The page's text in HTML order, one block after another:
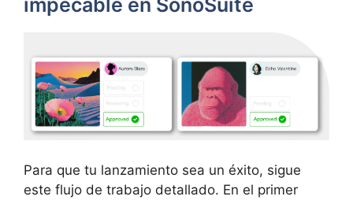
impecable en SonoSuite
Para que tu lanzamiento sea un éxito, sigue
este flujo de trabajo detallado. En el primer